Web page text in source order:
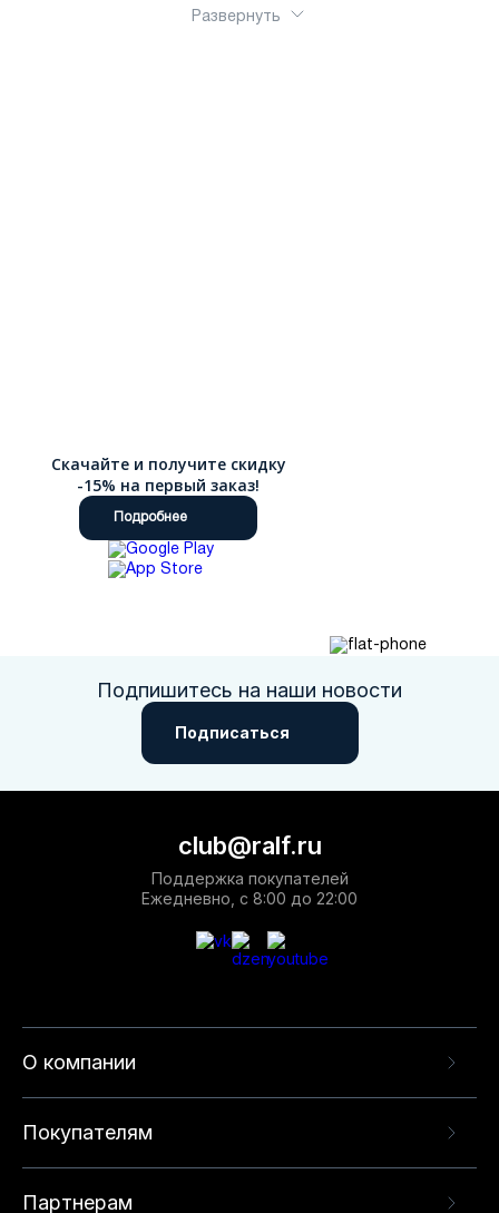
обуви, которую часто носят на босую ногу или тонкий следок,
Развернуть
Скачайте и получите скидку
-15% на первый заказ!
Подробнее
Подпишитесь на наши новости
Подписаться
О компании
Покупателям
Партнерам
club@ralf.ru
Поддержка покупателей
Ежедневно, с 8:00 до 22:00